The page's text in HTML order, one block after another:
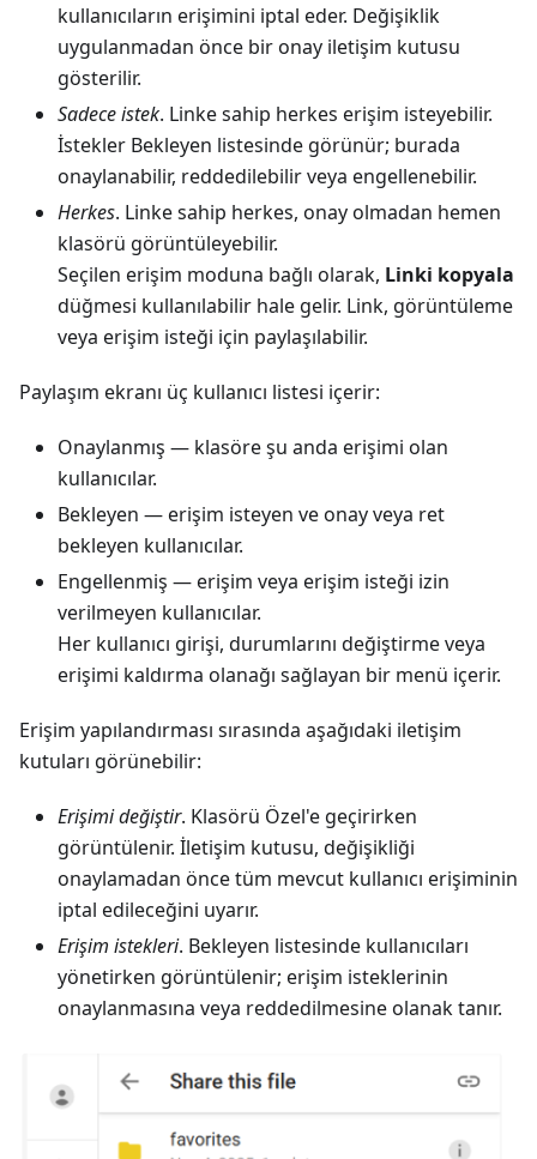
kullanıcıların erişimini iptal eder. Değişiklik
uygulanmadan önce bir onay iletişim kutusu
gösterilir.
Sadece istek. Linke sahip herkes erişim isteyebilir.
İstekler Bekleyen listesinde görünür; burada
onaylanabilir, reddedilebilir veya engellenebilir.
Herkes. Linke sahip herkes, onay olmadan hemen
klasörü görüntüleyebilir.
Seçilen erişim moduna bağlı olarak, Linki kopyala
düğmesi kullanılabilir hale gelir. Link, görüntüleme
veya erişim isteği için paylaşılabilir.
Paylaşım ekranı üç kullanıcı listesi içerir:
Onaylanmış — klasöre şu anda erişimi olan
kullanıcılar.
Bekleyen — erişim isteyen ve onay veya ret
bekleyen kullanıcılar.
Engellenmiş — erişim veya erişim isteği izin
verilmeyen kullanıcılar.
Her kullanıcı girişi, durumlarını değiştirme veya
erişimi kaldırma olanağı sağlayan bir menü içerir.
Erişim yapılandırması sırasında aşağıdaki iletişim
kutuları görünebilir:
Erişimi değiştir. Klasörü Özel'e geçirirken
görüntülenir. İletişim kutusu, değişikliği
onaylamadan önce tüm mevcut kullanıcı erişiminin
iptal edileceğini uyarır.
Erişim istekleri. Bekleyen listesinde kullanıcıları
yönetirken görüntülenir; erişim isteklerinin
onaylanmasına veya reddedilmesine olanak tanır.